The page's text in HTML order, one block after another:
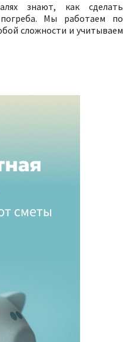
знают, как сделать
погреба. Мы работаем по
сложности и учитываем